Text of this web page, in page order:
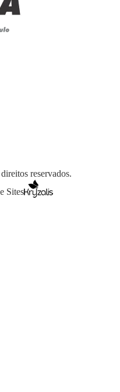
reservados.
Sites